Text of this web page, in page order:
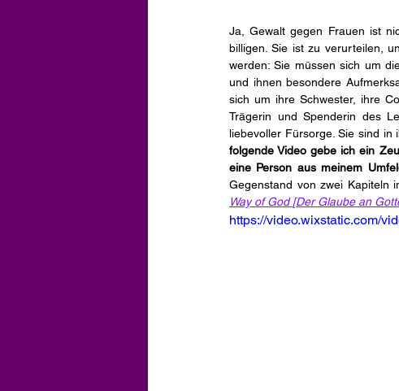
Ja, Gewalt gegen Frauen ist
billigen. Sie ist zu verurteilen,
werden: Sie müssen sich um
und ihnen besondere
sich um ihre Schwester, ihre
Trägerin und Spenderin des
liebevoller Fürsorge. Sie sind
folgende Video gebe ich ein
eine Person aus meinem
Gegenstand von zwei Kapiteln
Way of God [Der Glaube an
https://video.wixstatic.com/